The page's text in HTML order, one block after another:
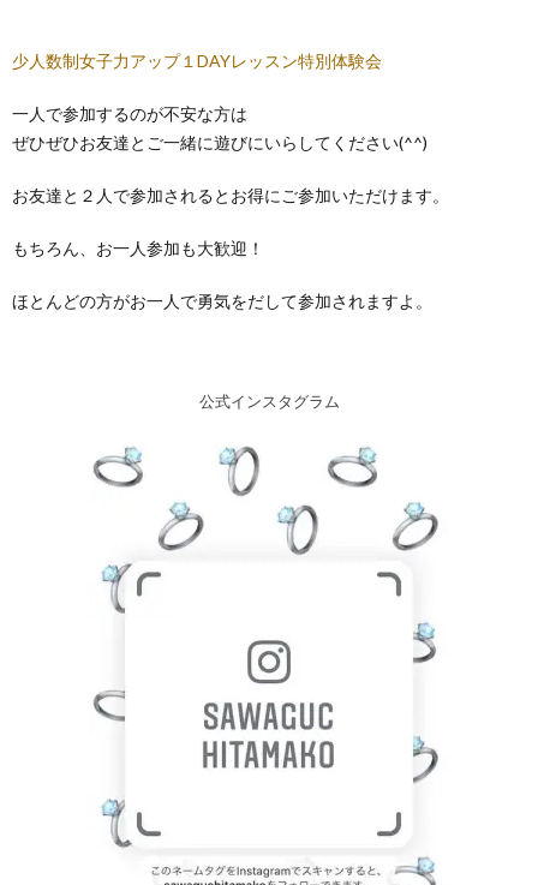
少人数制女子力アップ１DAYレッスン特別体験会
一人で参加するのが不安な方は
ぜひぜひお友達とご一緒に遊びにいらしてください(^^)
お友達と２人で参加されるとお得にご参加いただけます。
もちろん、お一人参加も大歓迎！
ほとんどの方がお一人で勇気をだして参加されますよ。
公式インスタグラム